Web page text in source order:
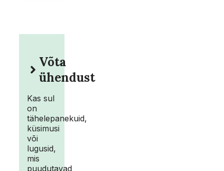
Võta
ühendust
Kas sul
on
tähelepanekuid,
küsimusi
või
lugusid,
mis
puudutavad